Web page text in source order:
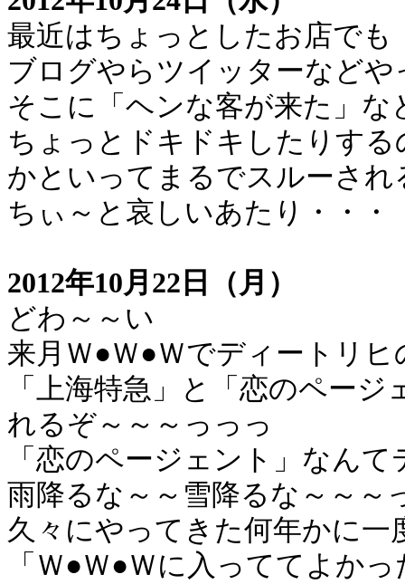
最近はちょっとしたお店でも
ブログやらツイッターなどや
そこに「ヘンな客が来た」
ちょっとドキドキしたりす
かといってまるでスルーされ
ちぃ～と哀しいあたり・・・
2012年10月22日（月）
どわ～～い
来月Ｗ●Ｗ●Ｗでディートリヒ
「上海特急」と「恋のペー
れるぞ～～～っっっ
「恋のページェント」なん
雨降るな～～雪降るな～～～
久々にやってきた何年かに一
「Ｗ●Ｗ●Ｗに入っててよか